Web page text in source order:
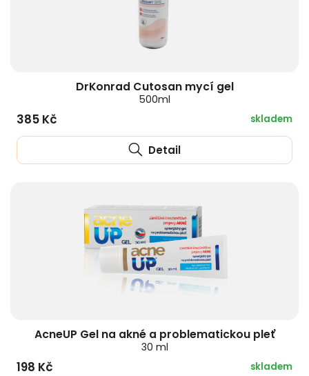
DrKonrad Cutosan mycí gel
500ml
385 Kč skladem
Detail
AcneUP Gel na akné a problematickou pleť
30 ml
198 Kč skladem